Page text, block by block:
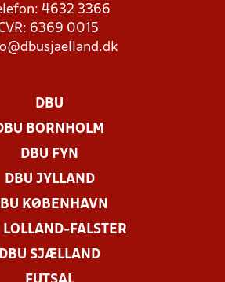
4632 3366
6369 0015
DBU
BORNHOLM
DBU FYN
DBU JYLLAND
KØBENHAVN
LOLLAND-FALSTER
DBU SJÆLLAND